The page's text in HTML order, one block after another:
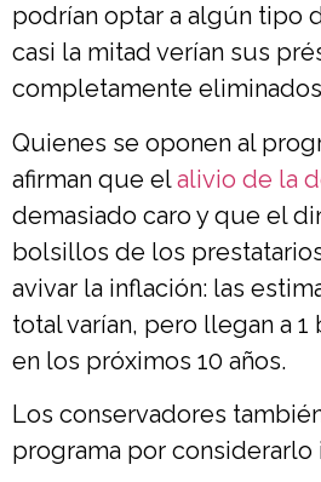
podrían optar a algún tipo
casi la mitad verían sus
completamente
Quienes se oponen al
afirman que elalivio de la
demasiado caro y que el
bolsillos de los
avivar la inflación: las
total varían, pero llegan a
en los próximos 10 años.
Los conservadores
programa por considerarlo